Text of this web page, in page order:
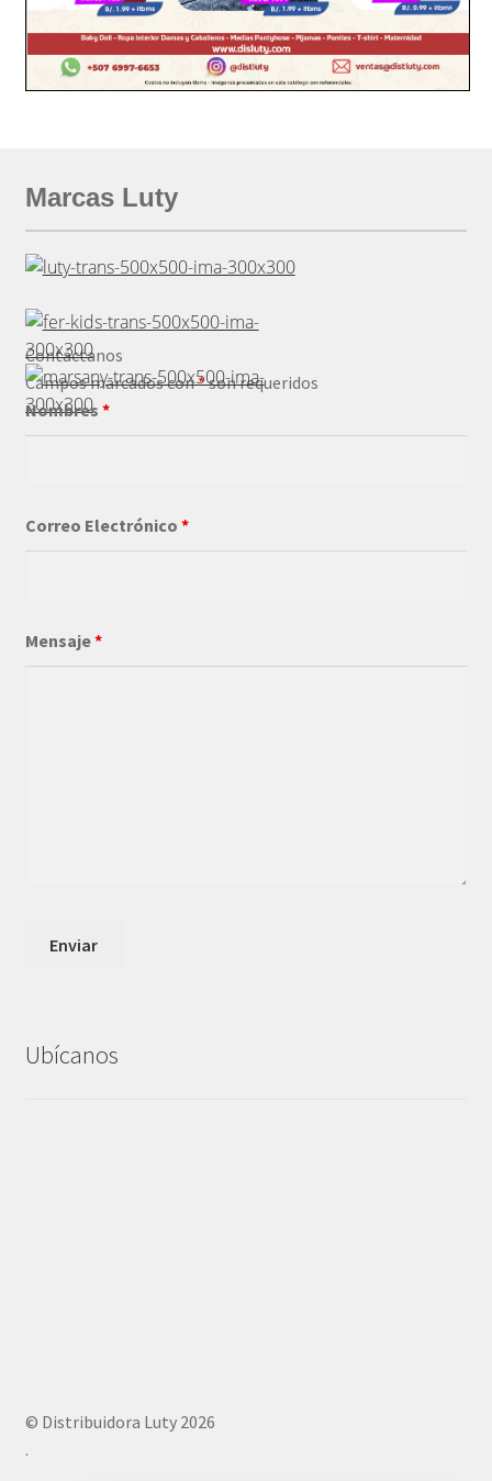
Marcas Luty
Contáctanos
Campos marcados con*son requeridos
Nombres *
Correo Electrónico *
Mensaje*
Ubícanos
© Distribuidora Luty 2026
.